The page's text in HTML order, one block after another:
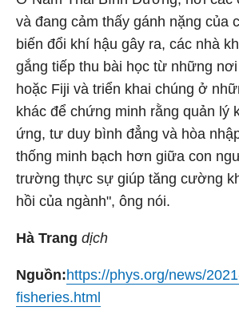
và đang cảm thấy gánh nặng của
biến đổi khí hậu gây ra, các nhà
gắng tiếp thu bài học từ những
hoặc Fiji và triển khai chúng ở
khác để chứng minh rằng quản lý
ứng, tư duy bình đẳng và hòa
thống minh bạch hơn giữa con
trường thực sự giúp tăng cường
hồi của ngành", ông nói.
Hà Trang dịch
Nguồn:https://phys.org/news/
fisheries.html